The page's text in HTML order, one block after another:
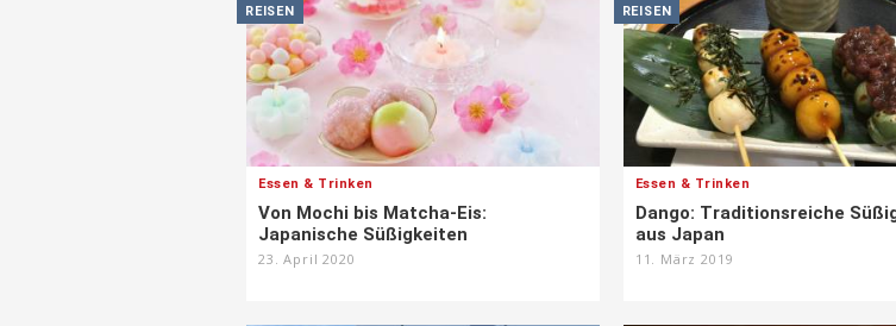
REISEN
Essen & Trinken
Von Mochi bis Matcha-Eis:
Japanische Süßigkeiten
23. April 2020
REISEN
Essen & Trinken
Dango: Traditionsreiche
aus Japan
11. März 2019